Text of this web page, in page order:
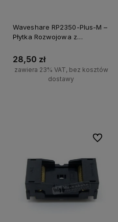
Waveshare RP2350-Plus-M –
Płytka Rozwojowa z
Mikrokontrolerem Raspberry
Pi RP2350A, zgodna z
Raspberry Pi Pico 2
28,50 zł
zawiera 23% VAT, bez kosztów
dostawy
Do